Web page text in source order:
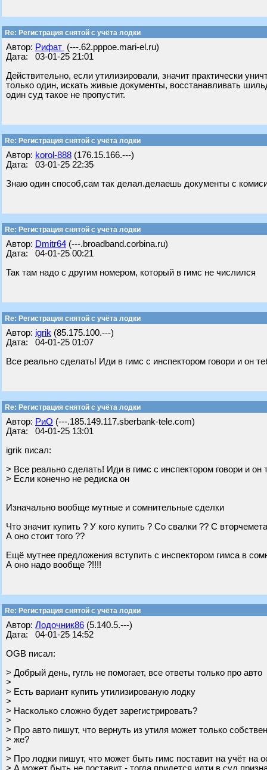
Re: Регистрация снятой с учёта лодки
Автор: Рифат (---.62.pppoe.mari-el.ru)
Дата: 03-01-25 21:01
Действительно, если утилизировали, значит практически
только один, искать живые документы, восстанавливать
один суд такое не пропустит.
Re: Регистрация снятой с учёта лодки
Автор: korol-888 (176.15.166.---)
Дата: 03-01-25 22:35
Знаю один способ,сам так делал.делаешь документы с
Re: Регистрация снятой с учёта лодки
Автор: Dmitr64 (---.broadband.corbina.ru)
Дата: 04-01-25 00:21
Так там надо с другим номером, который в гимс не числился
Re: Регистрация снятой с учёта лодки
Автор: igrik (85.175.100.---)
Дата: 04-01-25 01:07
Все реально сделать! Иди в гимс с инспектором говори и он
Re: Регистрация снятой с учёта лодки
Автор: РиО (---.185.149.117.sberbank-tele.com)
Дата: 04-01-25 13:01
igrik писал:
> Все реально сделать! Иди в гимс с инспектором говори и он
> Если конечно не редиска он
Изначально вообще мутные и сомнительные сделки
Что значит купить ? У кого купить ? Со свалки ?? С
А оно стоит того ??
Ещё мутнее предложения вступить с инспектором гимса в
А оно надо вообще ?!!!!
Re: Регистрация снятой с учёта лодки
Автор: Лодочник86 (5.140.5.---)
Дата: 04-01-25 14:52
OGB писал:
> Добрый день, гугль не помогает, все ответы только про авто
>
> Есть вариант купить утилизированую лодку
>
> Насколько сложно будет зарегистрировать?
>
> Про авто пишут, что вернуть из утиля может только
> же?
>
> Про лодки пишут, что может быть гимс поставит на учёт на